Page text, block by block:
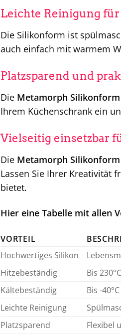
Leichte Reinigung
Die Silikonform ist
auch einfach mit warmem
Platzsparend und
Die Metamorph Silikonform
Ihrem Küchenschrank ein
Vielseitig einsetzbar
Die Metamorph Silikonform
Lassen Sie Ihrer Kreativität
bietet.
Hier eine Tabelle mit allen
VORTEIL
Hochwertiges Silikon
Hitzebeständig
Bis 230°C
Kältebeständig
Bis -40°C
Leichte Reinigung
Platzsparend
Flexibel